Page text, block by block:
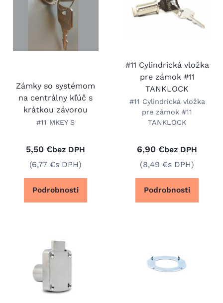
Zámky so systémom
na centrálny kľúč s
krátkou závorou
#11 MKEY S
5,50 €bez DPH
(6,77 €s DPH)
Podrobnosti
#11 Cylindrická vložka
pre zámok #11
TANKLOCK
#11 Cylindrická vložka
pre zámok #11
TANKLOCK
6,90 €bez DPH
(8,49 €s DPH)
Podrobnosti